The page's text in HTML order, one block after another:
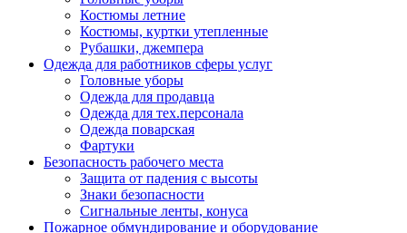
Костюмы летние
Костюмы, куртки утепленные
Рубашки, джемпера
Одежда для работников сферы услуг
Головные уборы
Одежда для продавца
Одежда для тех.персонала
Одежда поварская
Фартуки
Безопасность рабочего места
Защита от падения с высоты
Знаки безопасности
Сигнальные ленты, конуса
Пожарное обмундирование и оборудование